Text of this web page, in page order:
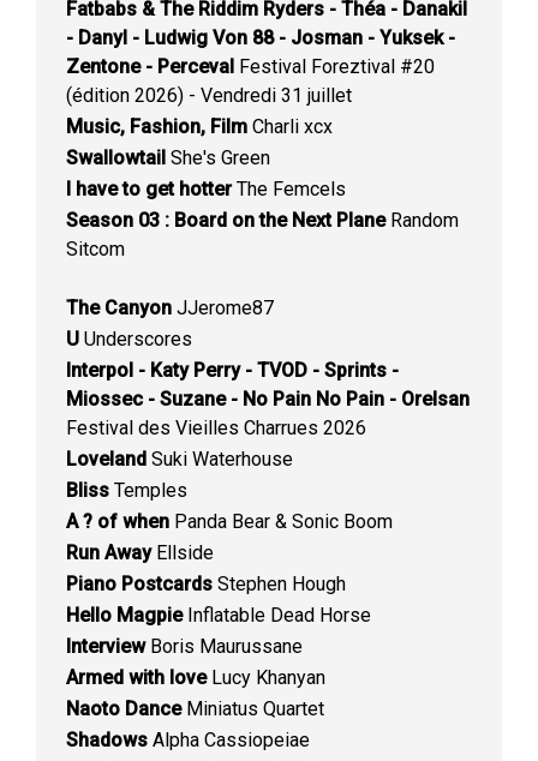
Fatbabs & The Riddim Ryders - Théa - Danakil
- Danyl - Ludwig Von 88 - Josman - Yuksek -
Zentone - Perceval Festival Foreztival #20
(édition 2026) - Vendredi 31 juillet
Music, Fashion, Film Charli xcx
Swallowtail She's Green
I have to get hotterThe Femcels
Season 03 : Board on the Next PlaneRandom
Sitcom
The Canyon JJerome87
U Underscores
Interpol - Katy Perry - TVOD - Sprints -
Miossec - Suzane - No Pain No Pain - Orelsan
Festival des Vieilles Charrues 2026
Loveland Suki Waterhouse
Bliss Temples
A ? of when Panda Bear & Sonic Boom
Run AwayEllside
Piano Postcards Stephen Hough
Hello MagpieInflatable Dead Horse
InterviewBoris Maurussane
Armed with loveLucy Khanyan
Naoto DanceMiniatus Quartet
Shadows Alpha Cassiopeiae